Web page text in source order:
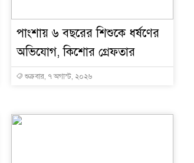
পাংশায় ৬ বছরের শিশুকে ধর্ষণের
অভিযোগ, কিশোর গ্রেফতার
শুক্রবার, ৭ অগাস্ট, ২০২৬